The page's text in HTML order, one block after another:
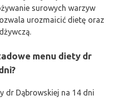
surowych warzyw
urozmaicić dietę oraz
menu diety dr
dr Dąbrowskiej na 14 dni